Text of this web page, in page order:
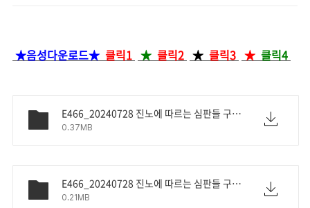
★음성다운로드★ 클릭1 ★ 클릭2 ★ 클릭3 ★ 클릭4
E466_20240728 진노에 따르는 심판들 구절.hwp
0.37MB
E466_20240728 진노에 따르는 심판들 구절.pdf
0.21MB